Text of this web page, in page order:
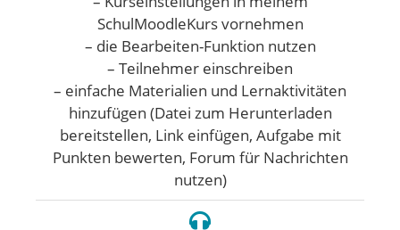
SchulMoodleKurs vornehmen
– die Bearbeiten-Funktion nutzen
– Teilnehmer einschreiben
– einfache Materialien und Lernaktivitäten
hinzufügen (Datei zum Herunterladen
bereitstellen, Link einfügen, Aufgabe mit
Punkten bewerten, Forum für Nachrichten
nutzen)